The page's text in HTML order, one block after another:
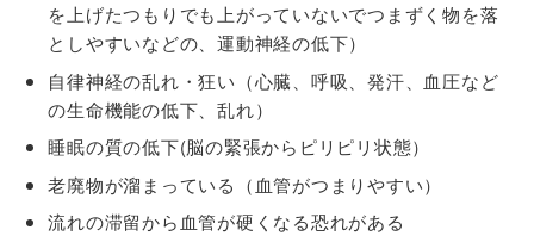
を上げたつもりでも上がっていないでつまずく物を落
としやすいなどの、運動神経の低下）
自律神経の乱れ・狂い（心臓、呼吸、発汗、血圧など
の生命機能の低下、乱れ）
睡眠の質の低下(脳の緊張からピリピリ状態）
老廃物が溜まっている（血管がつまりやすい）
流れの滞留から血管が硬くなる恐れがある